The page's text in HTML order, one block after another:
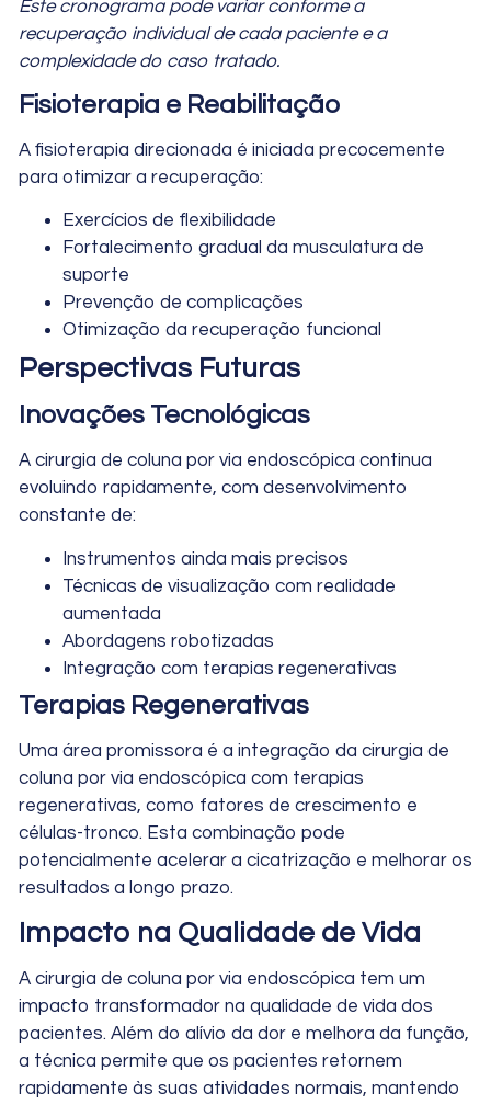
Este cronograma pode variar conforme a
recuperação individual de cada paciente e a
complexidade do caso tratado.
Fisioterapia e Reabilitação
A fisioterapia direcionada é iniciada precocemente
para otimizar a recuperação:
Exercícios de flexibilidade
Fortalecimento gradual da musculatura de
suporte
Prevenção de complicações
Otimização da recuperação funcional
Perspectivas Futuras
Inovações Tecnológicas
A cirurgia de coluna por via endoscópica continua
evoluindo rapidamente, com desenvolvimento
constante de:
Instrumentos ainda mais precisos
Técnicas de visualização com realidade
aumentada
Abordagens robotizadas
Integração com terapias regenerativas
Terapias Regenerativas
Uma área promissora é a integração da cirurgia de
coluna por via endoscópica com terapias
regenerativas, como fatores de crescimento e
células-tronco. Esta combinação pode
potencialmente acelerar a cicatrização e melhorar os
resultados a longo prazo.
Impacto na Qualidade de Vida
A cirurgia de coluna por via endoscópica tem um
impacto transformador na qualidade de vida dos
pacientes. Além do alívio da dor e melhora da função,
a técnica permite que os pacientes retornem
rapidamente às suas atividades normais, mantendo